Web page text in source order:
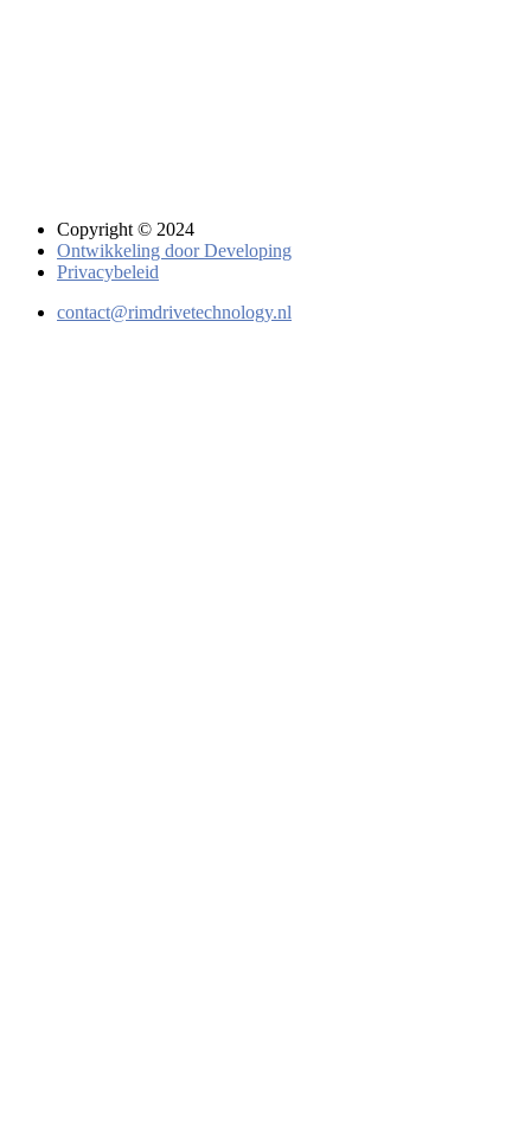
Copyright © 2024
Ontwikkeling door Developing
Privacybeleid
contact@rimdrivetechnology.nl